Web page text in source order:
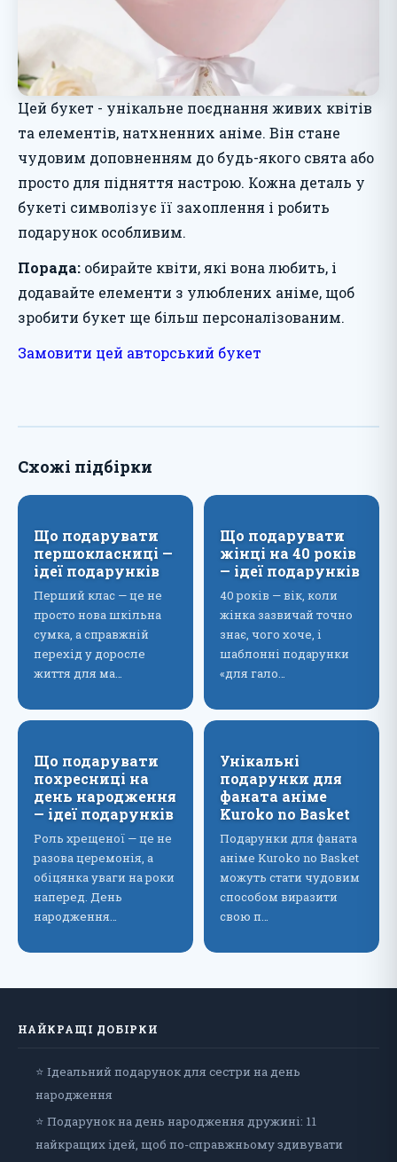
Цей букет - унікальне поєднання живих квітів
та елементів, натхненних аніме. Він стане
чудовим доповненням до будь-якого свята або
просто для підняття настрою. Кожна деталь у
букеті символізує її захоплення і робить
подарунок особливим.
Порада: обирайте квіти, які вона любить, і
додавайте елементи з улюблених аніме, щоб
зробити букет ще більш персоналізованим.
Замовити цей авторський букет
Схожі підбірки
Що подарувати
першокласниці —
ідеї подарунків
Перший клас — це не
просто нова шкільна
сумка, а справжній
перехід у доросле
життя для ма…
Що подарувати
жінці на 40 років
— ідеї подарунків
40 років — вік, коли
жінка зазвичай точно
знає, чого хоче, і
шаблонні подарунки
«для гало…
Що подарувати
похресниці на
день народження
— ідеї подарунків
Роль хрещеної — це не
разова церемонія, а
обіцянка уваги на роки
наперед. День
народження…
Унікальні
подарунки для
фаната аніме
Kuroko no Basket
Подарунки для фаната
аніме Kuroko no Basket
можуть стати чудовим
способом виразити
свою п…
НАЙКРАЩІ ДОБІРКИ
⭐ Ідеальний подарунок для сестри на день
народження
⭐ Подарунок на день народження дружині: 11
найкращих ідей, щоб по-справжньому здивувати